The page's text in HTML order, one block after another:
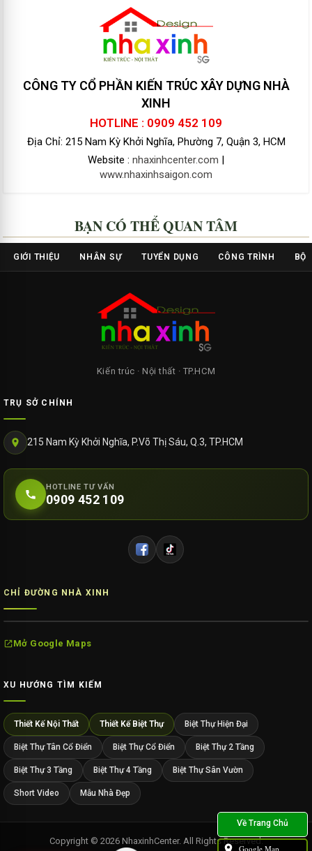
CÔNG TY CỔ PHẦN KIẾN TRÚC XÂY DỰNG NHÀ
XINH
HOTLINE : 0909 452 109
Địa Chỉ: 215 Nam Kỳ Khởi Nghĩa, Phường 7, Quận 3, HCM
Website : nhaxinhcenter.com |
www.nhaxinhsaigon.com
BẠN CÓ THỂ QUAN TÂM
GIỚI THIỆU NHÂN SỰ TUYỂN DỤNG CÔNG TRÌNH BỘ
Kiến trúc · Nội thất · TP.HCM
TRỤ SỞ CHÍNH
215 Nam Kỳ Khởi Nghĩa, P.Võ Thị Sáu, Q.3, TP.HCM
HOTLINE TƯ VẤN
0909 452 109
CHỈ ĐƯỜNG NHÀ XINH
Mở Google Maps
XU HƯỚNG TÌM KIẾM
Thiết Kế Nội Thất Thiết Kế Biệt Thự Biệt Thự Hiện Đại
Biệt Thự Tân Cổ Điển Biệt Thự Cổ Điển Biệt Thự 2 Tầng
Biệt Thự 3 Tầng Biệt Thự 4 Tầng Biệt Thự Sân Vườn
Short Video Mẫu Nhà Đẹp
Copyright © 2026 NhaxinhCenter. All Rights Reserved.
Google Map